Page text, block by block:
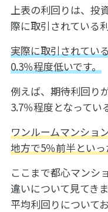
上表の利回りは、投
際に取引されている
実際に取引されてい
0.3％程度低いです。
例えば、期待利回り
3.7％程度となってい
ワンルームマンショ
地方で5％前半といっ
ここまで都心マンシ
違いについて見てき
平均利回りについて